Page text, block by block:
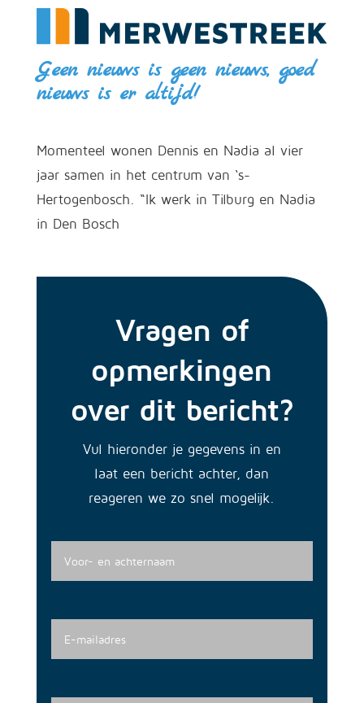
Geen nieuws is geen nieuws, goed
nieuws is er altijd!
Momenteel wonen Dennis en Nadia al vier
jaar samen in het centrum van ‘s-
Hertogenbosch. “Ik werk in Tilburg en Nadia
in Den Bosch
Vragen of
opmerkingen
over dit bericht?
Vul hieronder je gegevens in en
laat een bericht achter, dan
reageren we zo snel mogelijk.